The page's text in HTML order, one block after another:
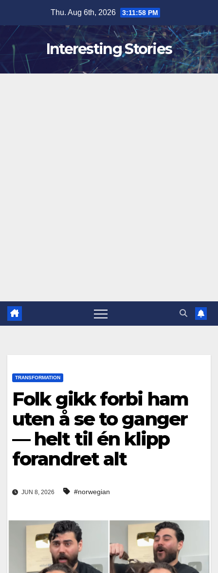
content
Thu. Aug 6th, 2026 3:11:58 PM
Interesting Stories
TRANSFORMATION
Folk gikk forbi ham
uten å se to ganger
— helt til én klipp
forandret alt
JUN 8, 2026 #norwegian